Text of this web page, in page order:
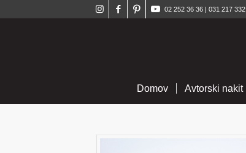
02 252 36 36 | 031 217 332
Domov Avtorski nakit